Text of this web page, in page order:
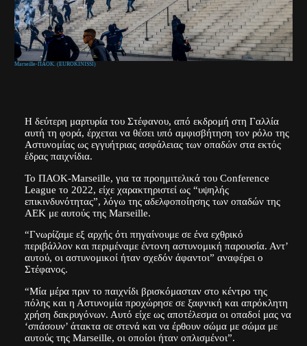
Marseille-ΠΑΟΚ. (EUROKINISSI)
Η δεύτερη μαρτυρία του Στέφανου, από εκδρομή στη Γαλλία
αυτή τη φορά, έρχεται να θέσει υπό αμφισβήτηση τον ρόλο της
Αστυνομίας ως εγγυήτριας ασφάλειας των οπαδών στα εκτός
έδρας παιχνίδια.
Το ΠΑΟΚ-Marseille, για τα προημιτελικά του Conference
League το 2022, είχε χαρακτηριστεί ως “υψηλής
επικινδυνότητας”, λόγω της αδελφοποίησης των οπαδών της
ΑΕΚ με αυτούς της Marseille.
“Γνωρίζαμε εξ αρχής ότι πηγαίνουμε σε ένα εχθρικό
περιβάλλον και περιμέναμε έντονη αστυνομική παρουσία. Αντ’
αυτού, οι αστυνομικοί ήταν σχεδόν άφαντοι” αναφέρει ο
Στέφανος.
“Μία μέρα πριν το παιχνίδι βρισκόμασταν στο κέντρο της
πόλης και η Αστυνομία προχώρησε σε ξαφνική και απρόκλητη
χρήση δακρυγόνων. Αυτό είχε ως αποτέλεσμα οι οπαδοί μας να
‘σπάσουν’ άτακτα σε στενά και να έρθουν σώμα με σώμα με
αυτούς της Marseille, οι οποίοι ήταν οπλισμένοι”.